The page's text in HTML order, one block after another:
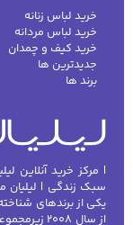
خرید لباس زنانه
خرید لباس مردانه
خرید کیف و چمدان
جدیدترین ها
برند ها
| مرکز خرید آنلاین
یکی از برندهای